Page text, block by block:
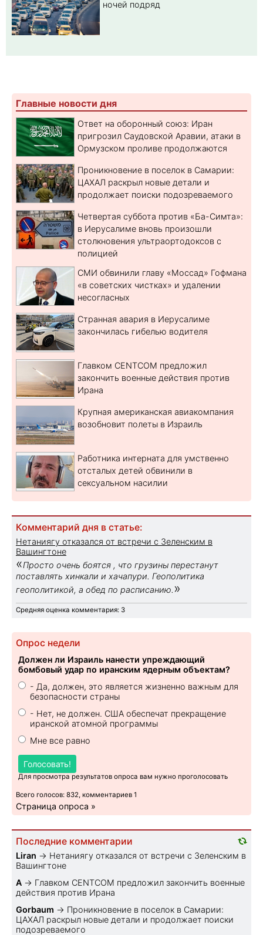
ночей подряд
Главные новости дня
Ответ на оборонный союз: Иран
пригрозил Саудовской Аравии, атаки в
Ормузском проливе продолжаются
Проникновение в поселок в Самарии:
ЦАХАЛ раскрыл новые детали и
продолжает поиски подозреваемого
Четвертая суббота против «Ба-Симта»:
в Иерусалиме вновь произошли
столкновения ультраортодоксов с
полицией
СМИ обвинили главу «Моссад» Гофмана
«в советских чистках» и удалении
несогласных
Странная авария в Иерусалиме
закончилась гибелью водителя
Главком CENTCOM предложил
закончить военные действия против
Ирана
Крупная американская авиакомпания
возобновит полеты в Израиль
Работника интерната для умственно
отсталых детей обвинили в
сексуальном насилии
Комментарий дня в статье:
Нетаниягу отказался от встречи с Зеленским в
Вашингтоне
«Просто очень боятся , что грузины перестанут
поставлять хинкали и хачапури. Геополитика
геополитикой, а обед по расписанию. »
Средняя оценка комментария: 3
Опрос недели
Должен ли Израиль нанести упреждающий
бомбовый удар по иранским ядерным объектам?
- Да, должен, это является жизненно важным для
безопасности страны
- Нет, не должен. США обеспечат прекращение
иранской атомной программы
Мне все равно
Голосовать!
Для просмотра результатов опроса вам нужно проголосовать
Всего голосов: 832, комментариев 1
Страница опроса »
Последние комментарии
Liran → Нетаниягу отказался от встречи с Зеленским в
Вашингтоне
A → Главком CENTCOM предложил закончить военные
действия против Ирана
Gorbaum → Проникновение в поселок в Самарии:
ЦАХАЛ раскрыл новые детали и продолжает поиски
подозреваемого